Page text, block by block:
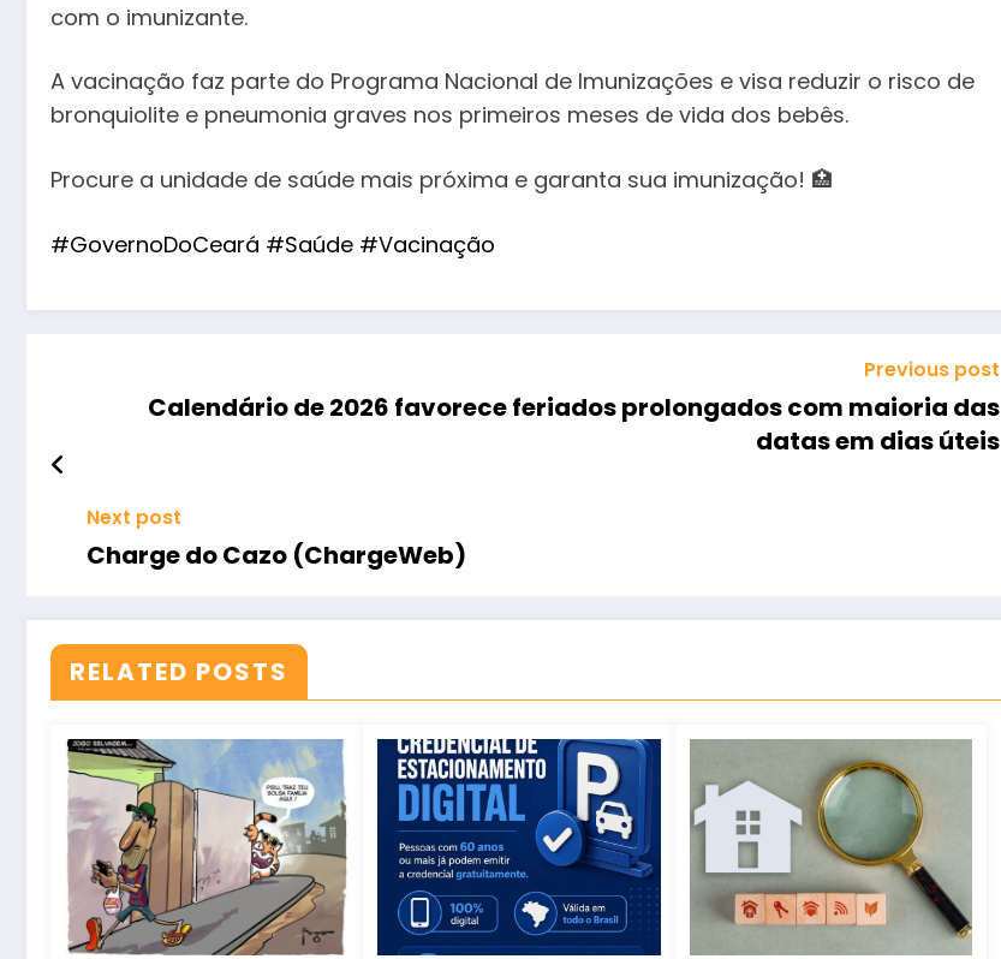
com o imunizante.
A vacinação faz parte do Programa Nacional de Imunizações e visa reduzir o risco de
bronquiolite e pneumonia graves nos primeiros meses de vida dos bebês.
Procure a unidade de saúde mais próxima e garanta sua imunização! 🏥
#GovernoDoCeará #Saúde #Vacinação
Previous post
Calendário de 2026 favorece feriados prolongados com maioria das
datas em dias úteis
Next post
Charge do Cazo (ChargeWeb)
RELATED POSTS